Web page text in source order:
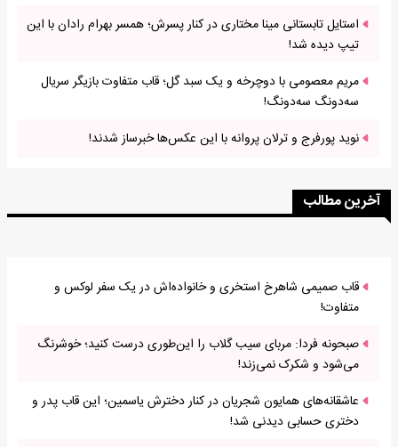
استایل تابستانی مینا مختاری در کنار پسرش؛ همسر بهرام رادان با این
تیپ دیده شد!
مریم معصومی با دوچرخه و یک سبد گل؛ قاب متفاوت بازیگر سریال
سه‌دونگ سه‌دونگ!
نوید پورفرج و ترلان پروانه با این عکس‌ها خبرساز شدند!
آخرین مطالب
قاب صمیمی شاهرخ استخری و خانواده‌اش در یک سفر لوکس و
متفاوت!
صبحونه فردا: مربای سیب گلاب را این‌طوری درست کنید؛ خوشرنگ
می‌شود و شکرک نمی‌زند!
عاشقانه‌های همایون شجریان در کنار دخترش یاسمین؛ این قاب پدر و
دختری حسابی دیدنی شد!